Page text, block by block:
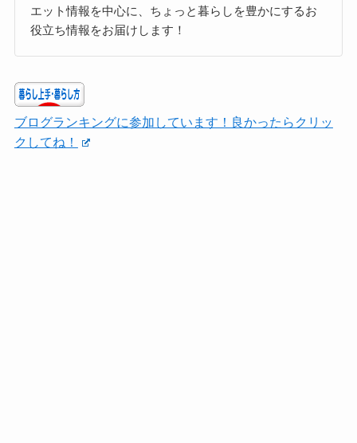
エット情報を中心に、ちょっと暮らしを豊かにするお
役立ち情報をお届けします！
ブログランキングに参加しています！良かったらクリッ
クしてね！